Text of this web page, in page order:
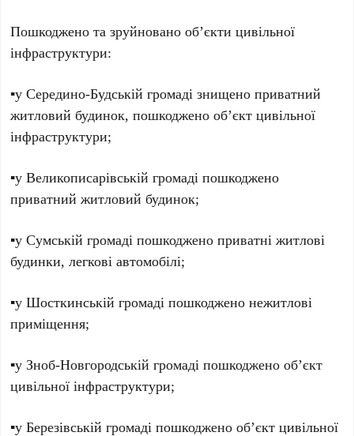
Пошкоджено та зруйновано об’єкти цивільної
інфраструктури:
▪️у Середино-Будській громаді знищено приватний
житловий будинок, пошкоджено об’єкт цивільної
інфраструктури;
▪️у Великописарівській громаді пошкоджено
приватний житловий будинок;
▪️у Сумській громаді пошкоджено приватні житлові
будинки, легкові автомобілі;
▪️у Шосткинській громаді пошкоджено нежитлові
приміщення;
▪️у Зноб-Новгородській громаді пошкоджено об’єкт
цивільної інфраструктури;
▪️у Березівській громаді пошкоджено об’єкт цивільної